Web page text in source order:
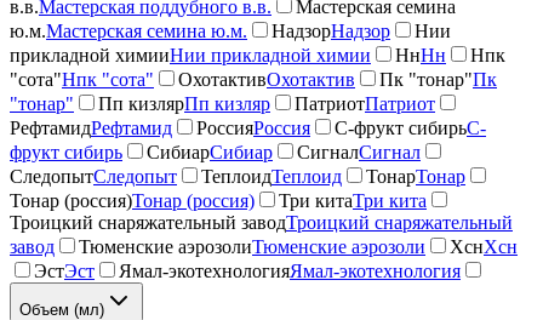
в.в.Мастерская поддубного в.в.
Мастерская семина
ю.м.Мастерская семина ю.м. НадзорНадзор
Нии
прикладной химииНии прикладной химии НнНн
Нпк
"сота"Нпк "сота" ОхотактивОхотактив Пк "тонар"Пк
"тонар"
Пп кизлярПп кизляр ПатриотПатриот
РефтамидРефтамид РоссияРоссия С-фрукт сибирьС-
фрукт сибирь
СибиарСибиар СигналСигнал
СледопытСледопыт ТеплоидТеплоид ТонарТонар
Тонар (россия)Тонар (россия) Три китаТри кита
Троицкий снаряжательный заводТроицкий снаряжательный
завод
Тюменские аэрозолиТюменские аэрозоли ХснХсн
ЭстЭст Ямал-экотехнологияЯмал-экотехнология
Объем (мл)